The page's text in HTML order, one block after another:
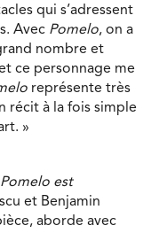
qui s’adressent
Avec Pomelo, on a
nombre et
ce personnage me
représente très
récit à la fois simple
»
Pomelo est
et Benjamin
aborde avec